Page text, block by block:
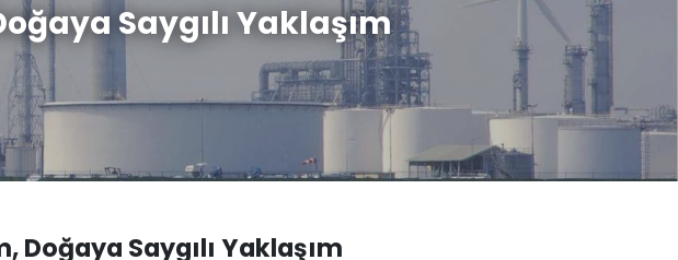
Saygılı Yaklaşım
Saygılı Yaklaşım